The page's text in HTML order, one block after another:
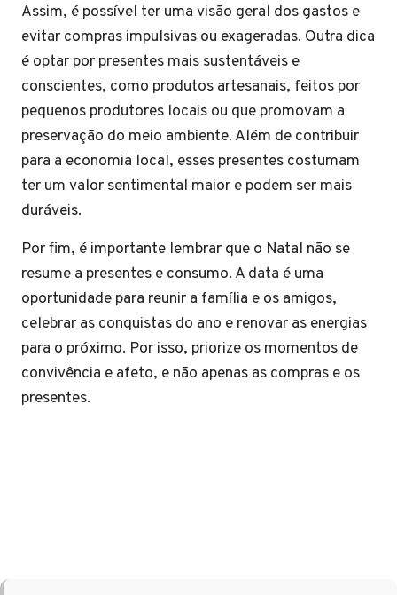
Assim, é possível ter uma visão geral dos gastos e
evitar compras impulsivas ou exageradas. Outra dica
é optar por presentes mais sustentáveis e
conscientes, como produtos artesanais, feitos por
pequenos produtores locais ou que promovam a
preservação do meio ambiente. Além de contribuir
para a economia local, esses presentes costumam
ter um valor sentimental maior e podem ser mais
duráveis.
Por fim, é importante lembrar que o Natal não se
resume a presentes e consumo. A data é uma
oportunidade para reunir a família e os amigos,
celebrar as conquistas do ano e renovar as energias
para o próximo. Por isso, priorize os momentos de
convivência e afeto, e não apenas as compras e os
presentes.